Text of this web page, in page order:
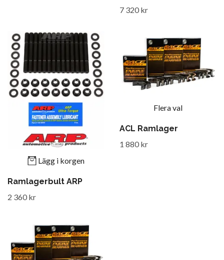
7 320 kr
Lägg i korgen
Ramlagerbult ARP
2 360 kr
Flera val
ACL Ramlager
1 880 kr